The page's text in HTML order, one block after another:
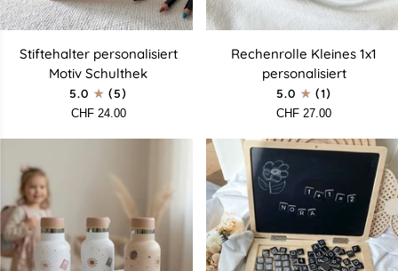
Stiftehalter
personalisiert
Stiftehalter personalisiert
Motiv Schulthek
5.0
(5)
CHF 24.00
Rechenrolle
Rechenrolle Kleines 1x1
personalisiert
5.0
(1)
CHF 27.00